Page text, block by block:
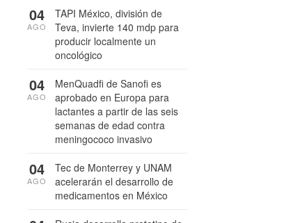
TAPI México, división de
Teva, invierte 140 mdp para
producir localmente un
oncológico
04
AGO
MenQuadfi de Sanofi es
aprobado en Europa para
lactantes a partir de las seis
semanas de edad contra
meningococo invasivo
04
AGO
Tec de Monterrey y UNAM
acelerarán el desarrollo de
medicamentos en México
04
AGO